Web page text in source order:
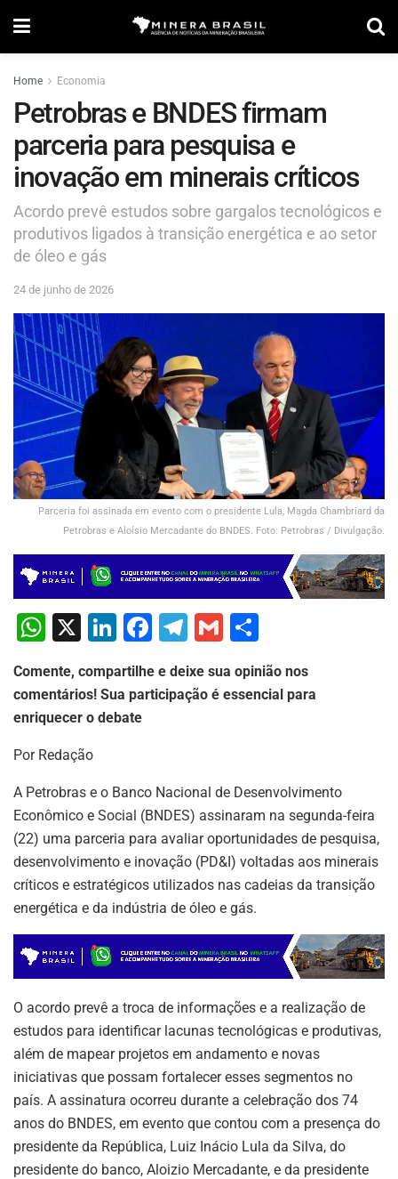
Home Economia
Petrobras e BNDES firmam
parceria para pesquisa e
inovação em minerais críticos
Acordo prevê estudos sobre gargalos tecnológicos e
produtivos ligados à transição energética e ao setor
de óleo e gás
24 de junho de 2026
Parceria foi assinada em evento com o presidente Lula, Magda Chambriard da
Petrobras e Aloísio Mercadante do BNDES. Foto: Petrobras / Divulgação.
W
at
s
A
p
p
X
Li
k
e
F
c
o
k
T
el
e
gr
G
ai
h
ar
Comente, compartilhe e deixe sua opinião nos
comentários! Sua participação é essencial para
enriquecer o debate
Por Redação
A Petrobras e o Banco Nacional de Desenvolvimento
Econômico e Social (BNDES) assinaram na segunda-feira
(22) uma parceria para avaliar oportunidades de pesquisa,
desenvolvimento e inovação (PD&I) voltadas aos minerais
críticos e estratégicos utilizados nas cadeias da transição
energética e da indústria de óleo e gás.
O acordo prevê a troca de informações e a realização de
estudos para identificar lacunas tecnológicas e produtivas,
além de mapear projetos em andamento e novas
iniciativas que possam fortalecer esses segmentos no
país. A assinatura ocorreu durante a celebração dos 74
anos do BNDES, em evento que contou com a presença do
presidente da República, Luiz Inácio Lula da Silva, do
presidente do banco, Aloizio Mercadante, e da presidente